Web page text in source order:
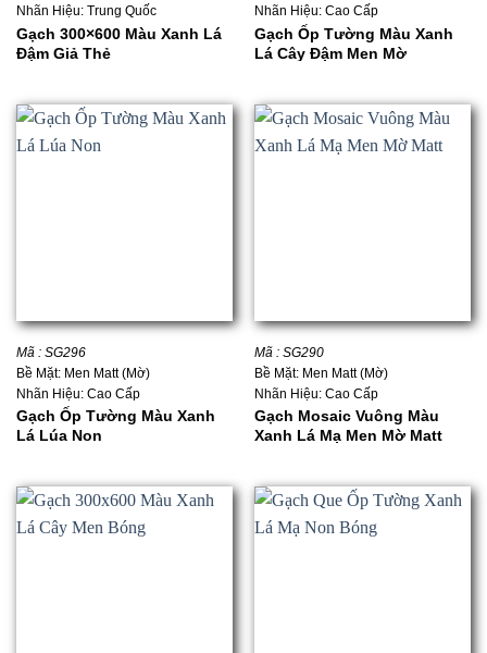
Nhãn Hiệu: Trung Quốc
Gạch 300×600 Màu Xanh Lá
Đậm Giả Thẻ
Nhãn Hiệu: Cao Cấp
Gạch Ốp Tường Màu Xanh
Lá Cây Đậm Men Mờ
Mã : SG296
Bề Mặt: Men Matt (Mờ)
Nhãn Hiệu: Cao Cấp
Gạch Ốp Tường Màu Xanh
Lá Lúa Non
Mã : SG290
Bề Mặt: Men Matt (Mờ)
Nhãn Hiệu: Cao Cấp
Gạch Mosaic Vuông Màu
Xanh Lá Mạ Men Mờ Matt